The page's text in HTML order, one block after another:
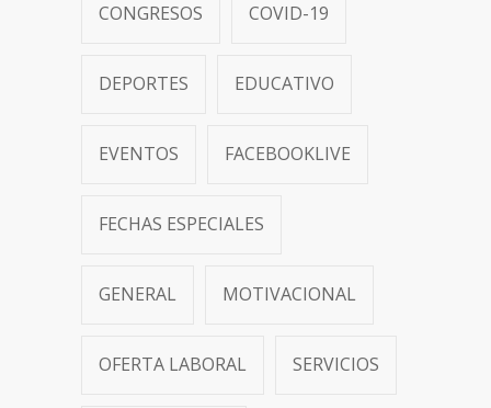
CONGRESOS COVID-19
DEPORTES EDUCATIVO
EVENTOS FACEBOOKLIVE
FECHAS ESPECIALES
GENERAL MOTIVACIONAL
OFERTA LABORAL SERVICIOS